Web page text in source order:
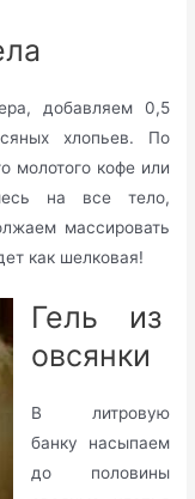
добавляем 0,5
хлопьев. По
молотого кофе или
на все тело,
массировать
как шелковая!
Гель из
овсянки
В литровую
банку насыпаем
до половины